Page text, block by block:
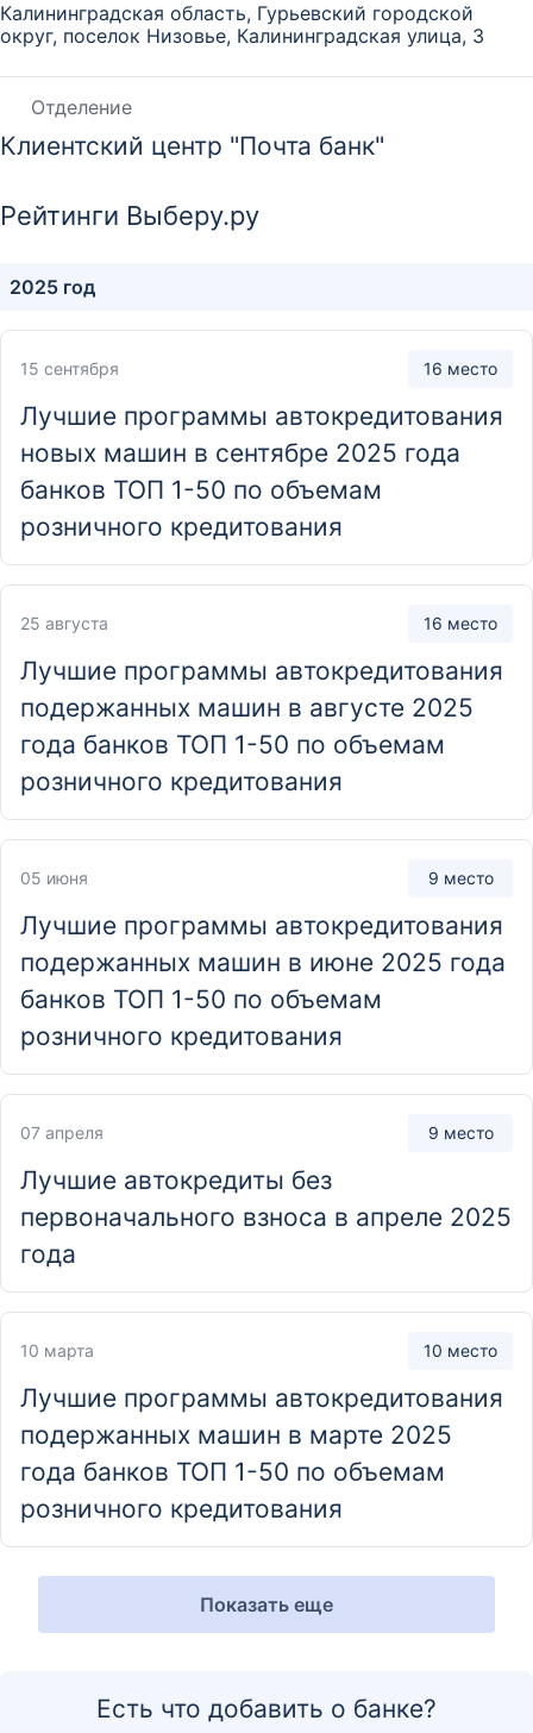
Калининградская область, Гурьевский городской
округ, поселок Низовье, Калининградская улица, 3
Отделение
Клиентский центр "Почта банк"
Холщёвики, 11
Отделение
Ямало-Ненецкий автономный округ, Салехард, улица
Чапаева, 15
Отделение
Клиентский центр "Почта банк"
Ленинградская область, Всеволожский район, деревня
Отделение
Клиентский центр "Почта банк"
Курская область, Железногорский район, село Линец,
Северная улица, 17
Отделение
Клиентский центр "Почта банк"
Калужская область, Мещовский район, поселок при
Отделение
Клиентский центр "Почта банк"
Московская область, городской округ Домодедово,
село Растуново, улица Заря, 26
Отделение
Клиентский центр "Почта банк"
Украина, Одесская область, Южный, Центральная
улица, 32
Рейтинги Выберу.ру
2025 год
15 сентября 16 место
Лучшие программы автокредитования
новых машин в сентябре 2025 года
банков ТОП 1-50 по объемам
розничного кредитования
25 августа 16 место
Лучшие программы автокредитования
подержанных машин в августе 2025
года банков ТОП 1-50 по объемам
розничного кредитования
05 июня 9 место
Лучшие программы автокредитования
подержанных машин в июне 2025 года
банков ТОП 1-50 по объемам
розничного кредитования
07 апреля 9 место
Лучшие автокредиты без
первоначального взноса в апреле 2025
года
10 марта 10 место
Лучшие программы автокредитования
подержанных машин в марте 2025
года банков ТОП 1-50 по объемам
розничного кредитования
Показать еще
Есть что добавить о банке?